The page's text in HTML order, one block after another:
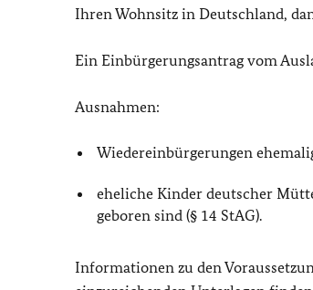
Ihren Wohnsitz in Deutschland,
Ein Einbürgerungsantrag vom
Ausnahmen:
Wiedereinbürgerungen
eheliche Kinder deutscher
geboren sind (§ 14 StAG).
Informationen zu den